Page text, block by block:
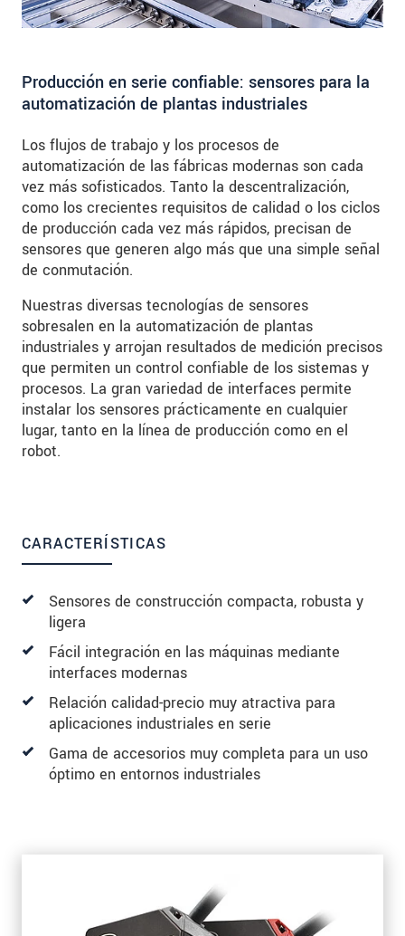
Producción en serie confiable: sensores para la
automatización de plantas industriales
Los flujos de trabajo y los procesos de
automatización de las fábricas modernas son cada
vez más sofisticados. Tanto la descentralización,
como los crecientes requisitos de calidad o los ciclos
de producción cada vez más rápidos, precisan de
sensores que generen algo más que una simple señal
de conmutación.
Nuestras diversas tecnologías de sensores
sobresalen en la automatización de plantas
industriales y arrojan resultados de medición precisos
que permiten un control confiable de los sistemas y
procesos. La gran variedad de interfaces permite
instalar los sensores prácticamente en cualquier
lugar, tanto en la línea de producción como en el
robot.
CARACTERÍSTICAS
Sensores de construcción compacta, robusta y
ligera
Fácil integración en las máquinas mediante
interfaces modernas
Relación calidad-precio muy atractiva para
aplicaciones industriales en serie
Gama de accesorios muy completa para un uso
óptimo en entornos industriales